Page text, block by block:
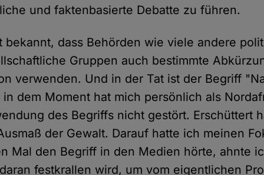
und faktenbasierte Debatte zu führen.
bekannt, dass Behörden wie viele andere
Gruppen auch bestimmte
verwenden. Und in der Tat ist der Begriff
in dem Moment hat mich persönlich als
des Begriffs nicht gestört. Erschüttert
der Gewalt. Darauf hatte ich meinen
Mal den Begriff in den Medien hörte, ahnte
festkrallen wird, um vom eigentlichen